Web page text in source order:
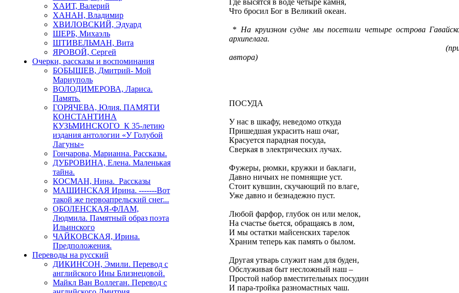
ХАИТ, Валерий
ХАНАН, Владимир
ХВИЛОВСКИЙ, Эдуард
ШЕРБ, Михаэль
ШТИВЕЛЬМАН, Вита
ЯРОВОЙ, Сергей
Очерки, рассказы и воспоминания
БОБЫШЕВ, Дмитрий- Мой
Мариуполь
ВОЛОДИМЕРОВА, Лариса.
Память.
ГОРЯЧЕВА, Юлия. ПАМЯТИ
КОНСТАНТИНА
КУЗЬМИНСКОГО К 35-летию
издания антологии «У Голубой
Лагуны»
Гончарова, Марианна. Рассказы.
ДУБРОВИНА, Елена. Маленькая
тайна.
КОСМАН, Нина. Рассказы
МАШИНСКАЯ Ирина. -------Вот
такой же первоапрельский снег...
ОБОЛЕНСКАЯ-ФЛАМ,
Людмила. Памятный образ поэта
Ильинского
ЧАЙКОВСКАЯ, Ирина.
Предположения.
Переводы на русский
ДИКИНСОН, Эмили. Перевод с
английского Ины Близнецовой.
Майкл Ван Воллеган. Перевод с
Что бросил Бог в Великий океан.
* На круизном судне мы посетили четыре острова
архипелага.
автора)
ПОСУДА
У нас в шкафу, неведомо откуда
Пришедшая украсить наш очаг,
Красуется парадная посуда,
Сверкая в электрических лучах.
Фужеры, рюмки, кружки и баклаги,
Давно ничьих не помнящие уст.
Стоит кувшин, скучающий по влаге,
Уже давно и безнадежно пуст.
Любой фарфор, глубок он или мелок,
На счастье бьется, обращаясь в лом,
И мы остатки майсенских тарелок
Храним теперь как память о былом.
Другая утварь служит нам для буден,
Обслуживая быт несложный наш –
Простой набор вместительных посудин
И пара-тройка разномастных чаш.